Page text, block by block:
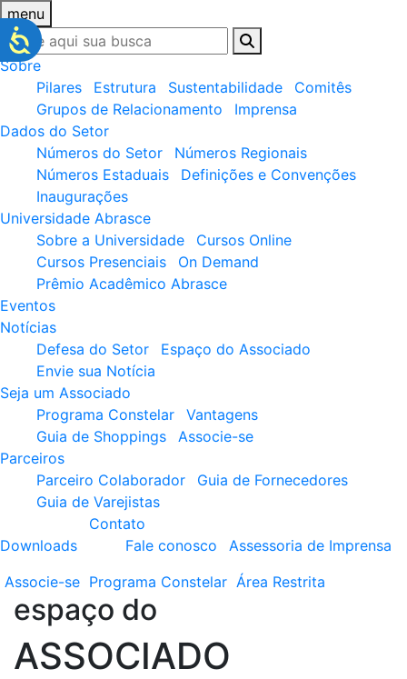
menu
Sobre
Pilares
Estrutura Sustentabilidade
Comitês
Grupos de Relacionamento
Imprensa
Dados do Setor
Números do Setor
Números Regionais
Números Estaduais
Definições e Convenções
Inaugurações
Universidade Abrasce
Sobre a Universidade
Cursos Online
Cursos Presenciais
On Demand
Prêmio Acadêmico Abrasce
Eventos
Notícias
Defesa do Setor
Espaço do Associado
Envie sua Notícia
Seja um Associado
Programa Constelar
Vantagens
Guia de Shoppings
Associe-se
Parceiros
Parceiro Colaborador
Guia de Fornecedores
Guia de Varejistas
Downloads
Contato
Fale conosco
Assessoria de Imprensa
Associe-se Programa Constelar Área Restrita
espaço do
ASSOCIADO